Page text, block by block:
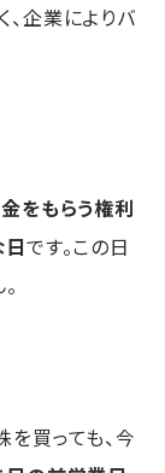
企業によりバ
をもらう権利
日です。この日
買っても、今